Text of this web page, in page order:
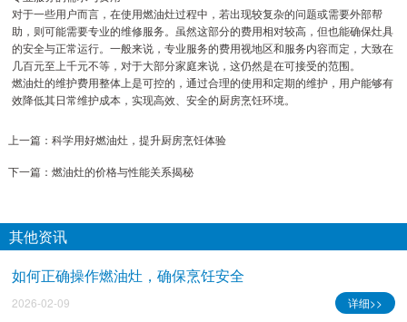
对于一些用户而言，在使用燃油灶过程中，若出现较复杂的问题或需要外部帮
助，则可能需要专业的维修服务。虽然这部分的费用相对较高，但也能确保灶具
的安全与正常运行。一般来说，专业服务的费用视地区和服务内容而定，大致在
几百元至上千元不等，对于大部分家庭来说，这仍然是在可接受的范围。
燃油灶的维护费用整体上是可控的，通过合理的使用和定期的维护，用户能够有
效降低其日常维护成本，实现高效、安全的厨房烹饪环境。
上一篇： 科学用好燃油灶，提升厨房烹饪体验
下一篇： 燃油灶的价格与性能关系揭秘
其他资讯
如何正确操作燃油灶，确保烹饪安全
2026-02-09 详细>>